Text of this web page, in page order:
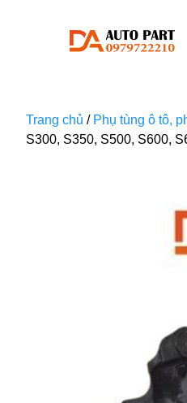
Trang chủ / Phụ tùng ô tô,
S300, S350, S500, S600,